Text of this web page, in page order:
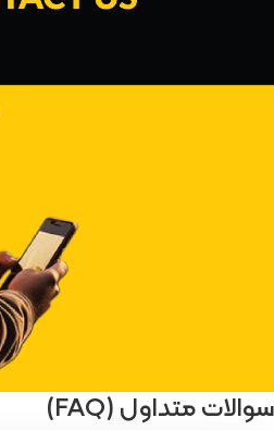
سوالات متداول (FAQ)